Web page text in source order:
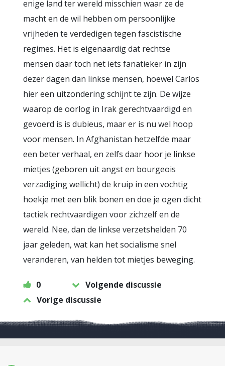
enige land ter wereld misschien waar ze de
macht en de wil hebben om persoonlijke
vrijheden te verdedigen tegen fascistische
regimes. Het is eigenaardig dat rechtse
mensen daar toch net iets fanatieker in zijn
dezer dagen dan linkse mensen, hoewel Carlos
hier een uitzondering schijnt te zijn. De wijze
waarop de oorlog in Irak gerechtvaardigd en
gevoerd is is dubieus, maar er is nu wel hoop
voor mensen. In Afghanistan hetzelfde maar
een beter verhaal, en zelfs daar hoor je linkse
mietjes (geboren uit angst en bourgeois
verzadiging wellicht) de kruip in een vochtig
hoekje met een blik bonen en doe je ogen dicht
tactiek rechtvaardigen voor zichzelf en de
wereld. Nee, dan de linkse verzetshelden 70
jaar geleden, wat kan het socialisme snel
veranderen, van helden tot mietjes beweging.
0
Volgende discussie
Vorige discussie